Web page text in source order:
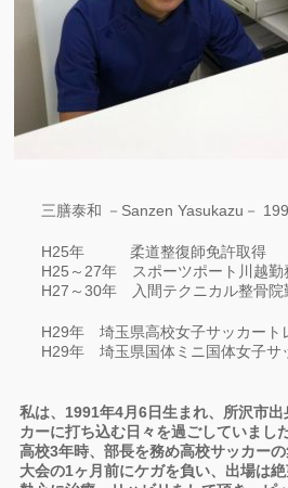
三膳泰和 －Sanzen Yasukazu－
H25年 柔道整復師免許取得
H25～27年 スポーツポート川越勤
H27～30年 入間テクニカル整骨院
H29年 埼玉県高校女子サッカート
H29年 埼玉県国体ミニ国体女子サ
私は、1991年4月6日生まれ、所沢市
カーに打ち込む日々を過ごしていました
高校3年時、部長を務め高校サッカー
大会の1ヶ月前にケガを負い、出場は